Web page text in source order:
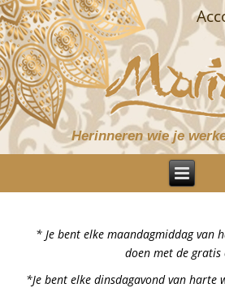
Herinneren wie je
* Je bent elke maandagmiddag van
doen met de gratis
*Je bent elke dinsdagavond van harte